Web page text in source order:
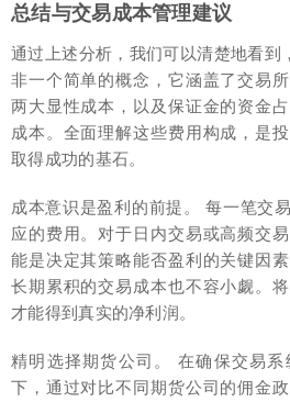
总结与交易成本管理建议
通过上述分析，我们可以清楚地看到
非一个简单的概念，它涵盖了交易
两大显性成本，以及保证金的资金
成本。全面理解这些费用构成，是
取得成功的基石。
成本意识是盈利的前提。 每一笔交
应的费用。对于日内交易或高频交
能是决定其策略能否盈利的关键因
长期累积的交易成本也不容小觑。
才能得到真实的净利润。
精明选择期货公司。 在确保交易
下，通过对比不同期货公司的佣金